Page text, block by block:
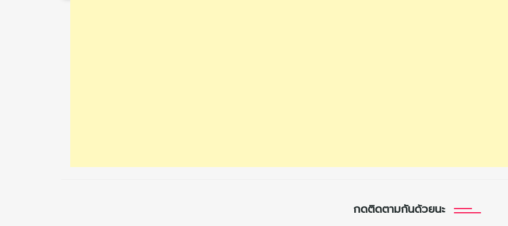
กดติดตามกันด้วยนะ